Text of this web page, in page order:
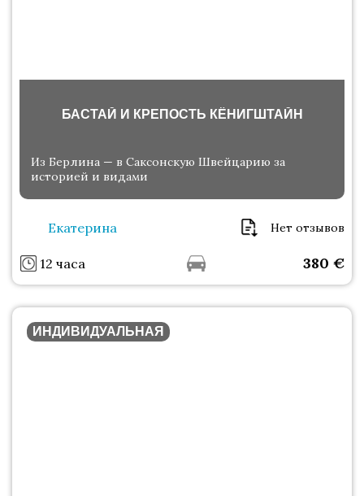
БАСТАЙ И КРЕПОСТЬ КЁНИГШТАЙН
Из Берлина — в Саксонскую Швейцарию за
историей и видами
Екатерина Нет отзывов
12 часа 380 €
ИНДИВИДУАЛЬНАЯ